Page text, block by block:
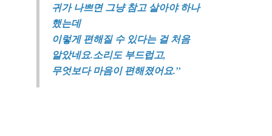
귀가 나쁘면 그냥 참고 살아야 하나
했는데
이렇게 편해질 수 있다는 걸 처음
알았네요.소리도 부드럽고,
무엇보다 마음이 편해졌어요.”